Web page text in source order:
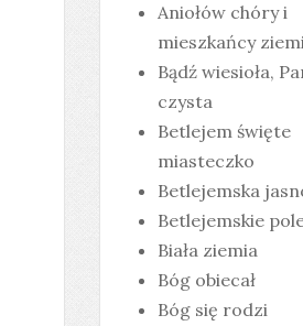
Aniołów chóry i
mieszkańcy
Bądź wiesioła,
czysta
Betlejem święte
miasteczko
Betlejemska
Betlejemskie
Biała ziemia
Bóg obiecał
Bóg się rodzi